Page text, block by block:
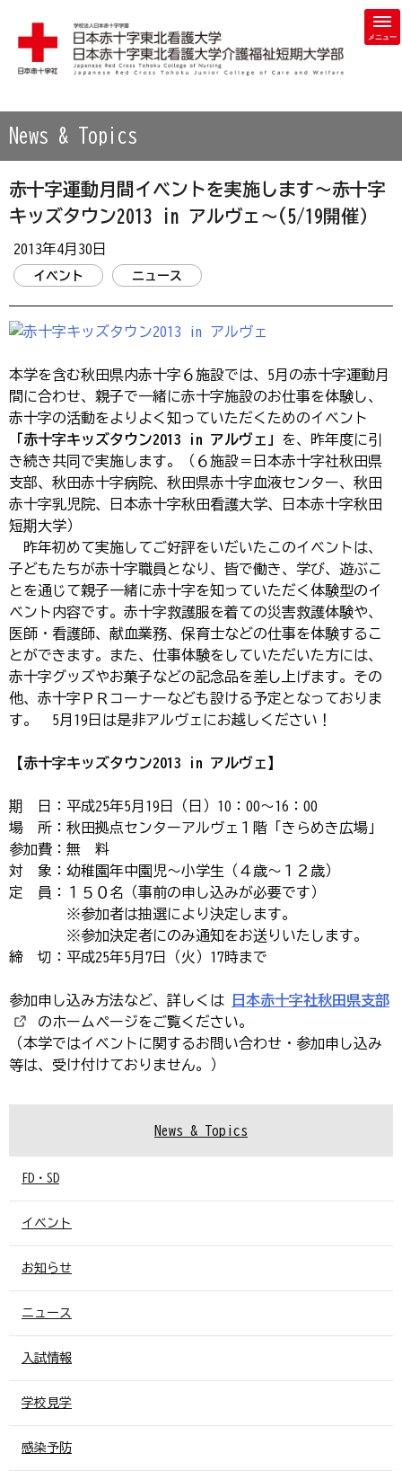
学校法人 日本赤十字学園 日本赤十字東北看護大学・日本赤
News & Topics
赤十字運動月間イベントを実施します～赤十字
キッズタウン2013 in アルヴェ～(5/19開催）
2013年4月30日
イベント ニュース
本学を含む秋田県内赤十字６施設では、5月の赤十字運動月
間に合わせ、親子で一緒に赤十字施設のお仕事を体験し、
赤十字の活動をよりよく知っていただくためのイベント
「赤十字キッズタウン2013 in アルヴェ」 を、昨年度に引
き続き共同で実施します。（６施設＝日本赤十字社秋田県
支部、秋田赤十字病院、秋田県赤十字血液センター、秋田
赤十字乳児院、日本赤十字秋田看護大学、日本赤十字秋田
短期大学）
昨年初めて実施してご好評をいだいたこのイベントは、
子どもたちが赤十字職員となり、皆で働き、学び、遊ぶこ
とを通じて親子一緒に赤十字を知っていただく体験型のイ
ベント内容です。赤十字救護服を着ての災害救護体験や、
医師・看護師、献血業務、保育士などの仕事を体験するこ
とができます。また、仕事体験をしていただいた方には、
赤十字グッズやお菓子などの記念品を差し上げます。その
他、赤十字ＰＲコーナーなども設ける予定となっておりま
す。 5月19日は是非アルヴェにお越しください！
【赤十字キッズタウン2013 in アルヴェ】
期 日：平成25年5月19日（日）10：00～16：00
場 所：秋田拠点センターアルヴェ１階「きらめき広場」
参加費：無 料
対 象：幼稚園年中園児～小学生（４歳～１２歳）
定 員：１５０名（事前の申し込みが必要です）
※参加者は抽選により決定します。
※参加決定者にのみ通知をお送りいたします。
締 切：平成25年5月7日（火）17時まで
参加申し込み方法など、詳しくは
日本赤十字社秋田県支部
のホームページをご覧ください。
（本学ではイベントに関するお問い合わせ・参加申し込み
等は、受け付けておりません。）
News & Topics
FD・SD
イベント
お知らせ
ニュース
入試情報
学校見学
感染予防